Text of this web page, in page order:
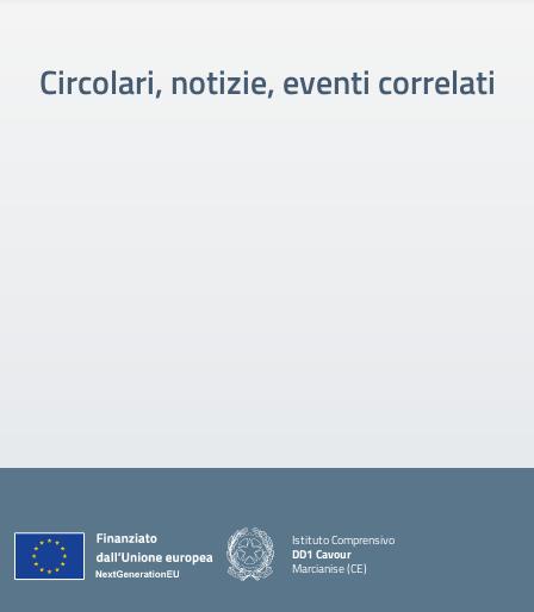
Circolari, notizie, eventi correlati
Istituto Comprensivo
DD1 Cavour
Marcianise (CE)